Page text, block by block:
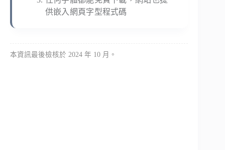
供嵌入網頁字型程式碼
本資訊最後檢核於 2024 年 10 月。